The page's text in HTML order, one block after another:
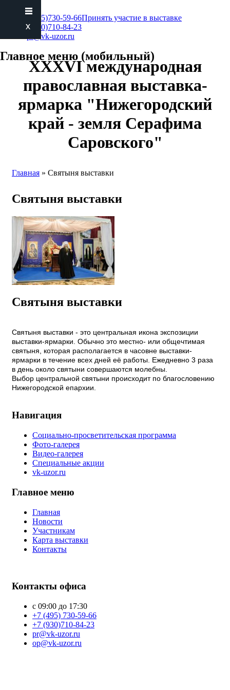
Главное меню (мобильный)
+7 (495)730-59-66
+7 (930)710-84-23
pr@vk-uzor.ru
Принять участие в выставке
XXXVI международная
православная выставка-
ярмарка "Нижегородский
край - земля Серафима
Саровского"
Главная » Святыня выставки
Святыня выставки
Святыня выставки
Святыня выставки - это центральная икона экспозиции
выставки-ярмарки. Обычно это местно- или общечтимая
святыня, которая располагается в часовне выставки-
ярмарки в течение всех дней её работы. Ежедневно 3 раза
в день около святыни совершаются молебны.
Выбор центральной святыни происходит по благословению
Нижегородской епархии.
Навигация
Социально-просветительская программа
Фото-галерея
Видео-галерея
Специальные акции
vk-uzor.ru
Главное меню
Главная
Новости
Участникам
Карта выставки
Контакты
Контакты офиса
с 09:00 до 17:30
+7 (495) 730-59-66
+7 (930)710-84-23
pr@vk-uzor.ru
op@vk-uzor.ru